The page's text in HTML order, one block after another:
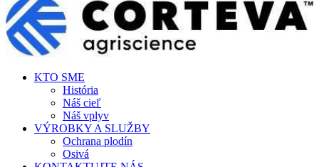
KTO SME
História
Náš cieľ
Náš vplyv
VÝROBKY A SLUŽBY
Ochrana plodín
Osivá